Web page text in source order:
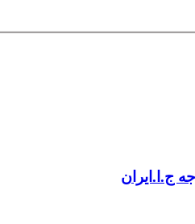
ج.ا.ایران